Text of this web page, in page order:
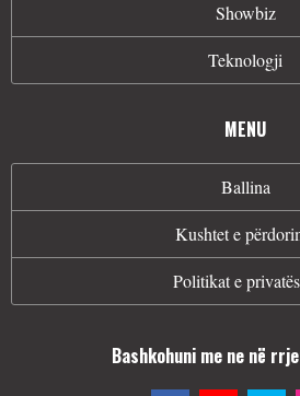
Showbiz
Teknologji
MENU
Ballina
Kushtet e
Politikat e
Bashkohuni me ne në